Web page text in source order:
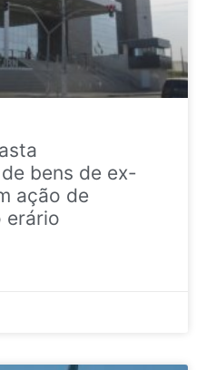
bens de ex-
ação de
erário